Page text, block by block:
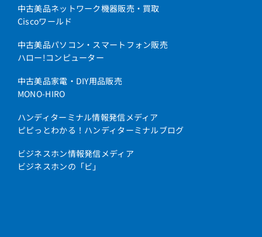
中古美品ネットワーク機器販売・買取
Ciscoワールド
中古美品パソコン・スマートフォン販売
ハロー!コンピューター
中古美品家電・DIY用品販売
MONO-HIRO
ハンディターミナル情報発信メディア
ピピっとわかる！ハンディターミナルブログ
ビジネスホン情報発信メディア
ビジネスホンの「ビ」